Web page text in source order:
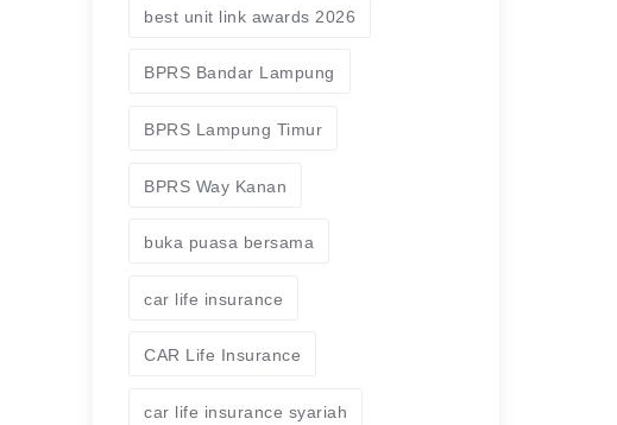
best unit link awards 2026
BPRS Bandar Lampung
BPRS Lampung Timur
BPRS Way Kanan
buka puasa bersama
car life insurance
CAR Life Insurance
car life insurance syariah